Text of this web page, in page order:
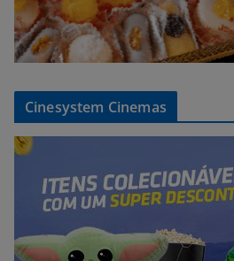
Cinesystem Cinemas